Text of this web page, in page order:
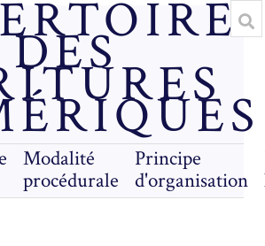
DES
Modalité
procédurale
Principe
d'organisation